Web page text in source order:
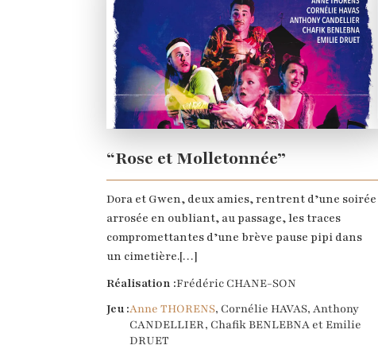
“Rose et Molletonnée”
Dora et Gwen, deux amies, rentrent d’une soirée
arrosée en oubliant, au passage, les traces
compromettantes d’une brève pause pipi dans
un cimetière.[…]
Réalisation :Frédéric CHANE-SON
Jeu :Anne THORENS, Cornélie HAVAS, Anthony
CANDELLIER, Chafik BENLEBNA et Emilie
DRUET